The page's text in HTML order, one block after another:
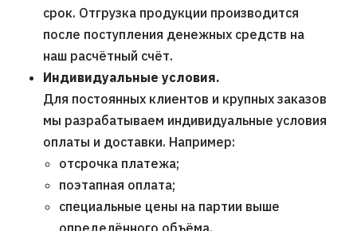
срок. Отгрузка продукции производится
после поступления денежных средств на
наш расчётный счёт.
Индивидуальные условия.
Для постоянных клиентов и крупных заказов
мы разрабатываем индивидуальные условия
оплаты и доставки. Например:
отсрочка платежа;
поэтапная оплата;
специальные цены на партии выше
определённого объёма.